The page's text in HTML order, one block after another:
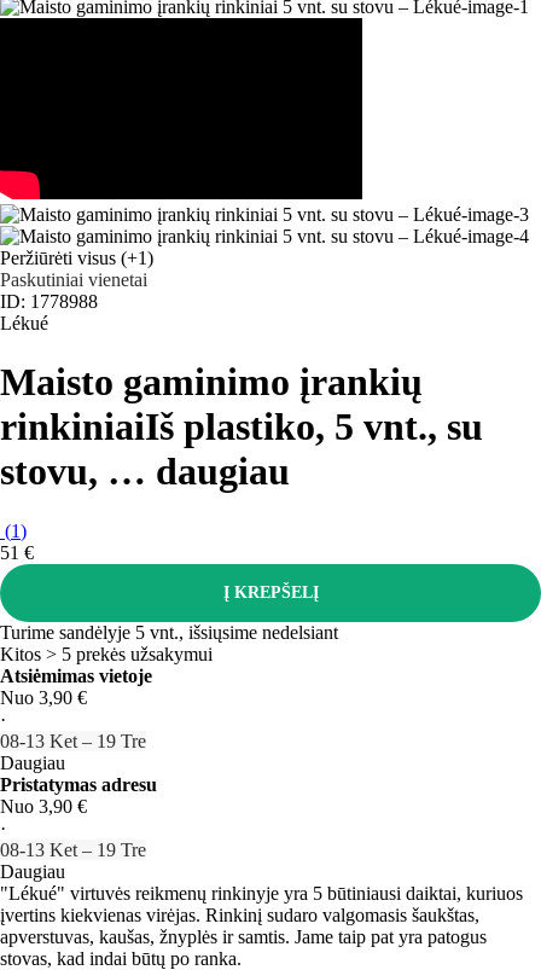
Peržiūrėti visus (+1)
Paskutiniai vienetai
ID: 1778988
Lékué
Maisto gaminimo įrankių
rinkiniaiIš plastiko, 5 vnt., su
stovu, … daugiau
(1)
51 €
Į KREPŠELĮ
Turime sandėlyje 5 vnt., išsiųsime nedelsiant
Kitos > 5 prekės užsakymui
Atsiėmimas vietoje
Nuo 3,90 €
·
08‑13 Ket – 19 Tre
Daugiau
Pristatymas adresu
Nuo 3,90 €
·
08‑13 Ket – 19 Tre
Daugiau
"Lékué" virtuvės reikmenų rinkinyje yra 5 būtiniausi daiktai, kuriuos
įvertins kiekvienas virėjas. Rinkinį sudaro valgomasis šaukštas,
apverstuvas, kaušas, žnyplės ir samtis. Jame taip pat yra patogus
stovas, kad indai būtų po ranka.